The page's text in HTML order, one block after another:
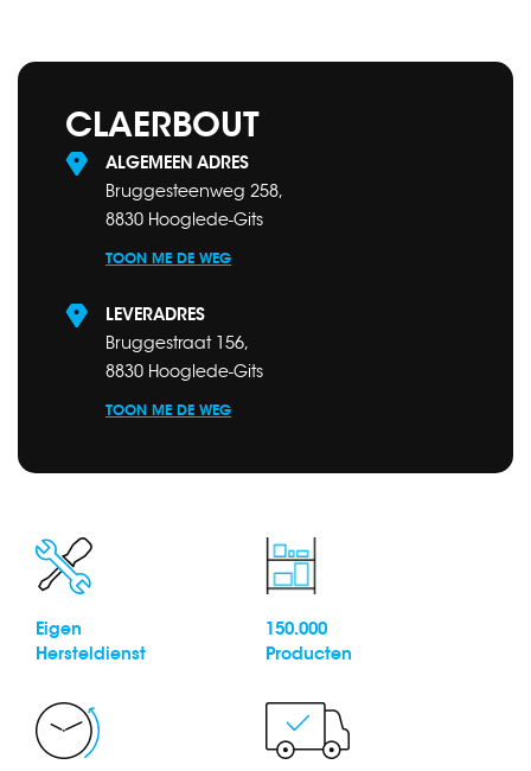
CLAERBOUT
ALGEMEEN ADRES
Bruggesteenweg 258,
8830 Hooglede-Gits
TOON ME DE WEG
LEVERADRES
Bruggestraat 156,
8830 Hooglede-Gits
TOON ME DE WEG
Eigen
Hersteldienst
150.000
Producten